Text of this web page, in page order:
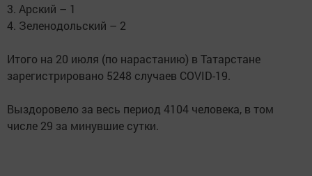
3. Арский – 1
4. Зеленодольский – 2
Итого на 20 июля (по нарастанию) в Татарстане
зарегистрировано 5248 случаев COVID-19.
Выздоровело за весь период 4104 человека, в том
числе 29 за минувшие сутки.